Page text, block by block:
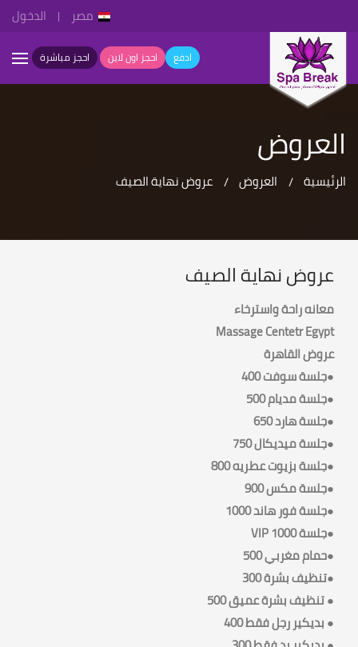
مصر الدخول
احجز مباشرة احجز اون لاين ادفع
العروض
الرئيسية العروض عروض نهاية الصيف
عروض نهاية الصيف
معانه راحة واسترخاء
Massage Centetr Egypt
عروض القاهرة
●جلسة سوفت 400
●جلسة مديام 500
●جلسة هارد 650
●جلسة ميديكال 750
●جلسة بزيوت عطريه 800
●جلسة مكس 900
●جلسة فور هاند 1000
●جلسة 1000 VIP
●حمام مغربي 500
●تنظيف بشرة 300
● تنظيف بشرة عميق 500
● بديكير رجل فقط 400